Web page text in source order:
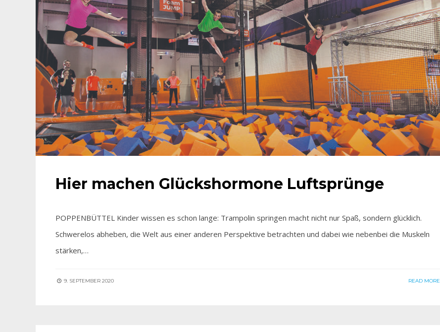
Hier machen Glückshormone Luftsprünge
POPPENBÜTTEL Kinder wissen es schon lange: Trampolin springen macht nicht nur Spaß, sondern glücklich.
Schwerelos abheben, die Welt aus einer anderen Perspektive betrachten und dabei wie nebenbei die Muskeln
stärken,…
9. SEPTEMBER 2020 READ MORE